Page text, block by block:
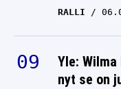
RALLI
Yle:
nyt se on